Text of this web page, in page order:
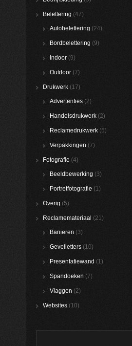
Belettering (47)
Autobelettering (24)
Bordbelettering (9)
Indoor (9)
Outdoor (7)
Drukwerk (17)
Advertenties (2)
Handelsdrukwerk (2)
Reclamedrukwerk (5)
Verpakkingen (7)
Fotografie (4)
Beeldbewerking (3)
Portretfotografie (1)
Overig (5)
Reclamemateriaal (21)
Banieren (3)
Gevelletters (10)
Presentatiewand (1)
Spandoeken (7)
Vlaggen (2)
Websites (10)